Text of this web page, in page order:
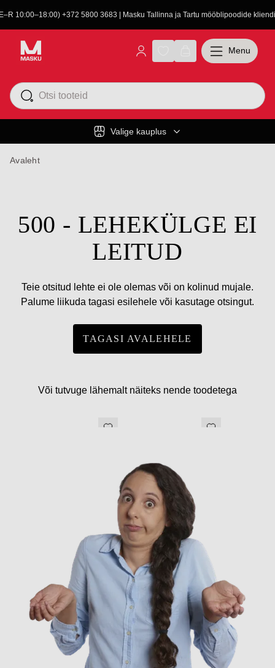
10:00–18:00) +372 5800 3683 | Masku Tallinna ja Tartu mööblipoodide
Valige kauplus
Menu
Avaleht
500 - LEHEKÜLGE EI
LEITUD
Teie otsitud lehte ei ole olemas või on kolinud mujale.
Palume liikuda tagasi esilehele või kasutage otsingut.
TAGASI AVALEHELE
Või tutvuge lähemalt näiteks nende toodetega